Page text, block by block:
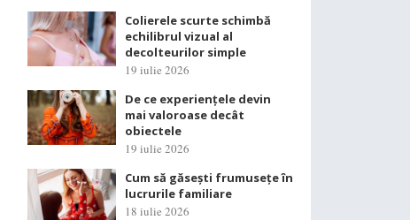
Colierele scurte schimbă
echilibrul vizual al
decolteurilor simple
19 iulie 2026
De ce experiențele devin
mai valoroase decât
obiectele
19 iulie 2026
Cum să găsești frumusețe în
lucrurile familiare
18 iulie 2026